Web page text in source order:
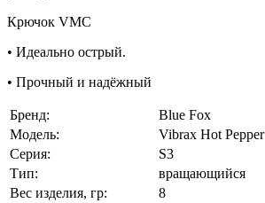
Крючок VMC
• Идеально острый.
• Прочный и надёжный
Бренд:
Blue Fox
Модель:
Vibrax Hot Pepper
Серия:
S3
Тип:
вращающийся
Вес изделия, гр:
8